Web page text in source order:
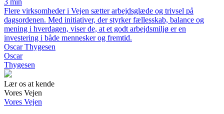
3 min
Flere virksomheder i Vejen sætter arbejdsglæde og trivsel på
dagsordenen. Med initiativer, der styrker fællesskab, balance og
mening i hverdagen, viser de, at et godt arbejdsmiljø er en
investering i både mennesker og fremtid.
Oscar Thygesen
Oscar
Thygesen
Lær os at kende
Vores Vejen
Vores Vejen